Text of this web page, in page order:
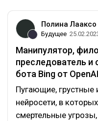
Полина Лааксо
Будущее
Манипулятор,
преследователь и
бота Bing от OpenAI
Пугающие,
нейросети, в
смертельные